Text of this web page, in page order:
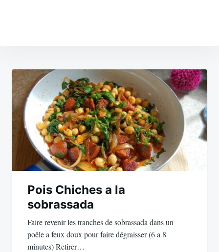
Navigation
de
l’article
Pois Chiches a la
sobrassada
Faire revenir les tranches de sobrassada dans un
poêle a feux doux pour faire dégraisser (6 a 8
minutes) Retirer…